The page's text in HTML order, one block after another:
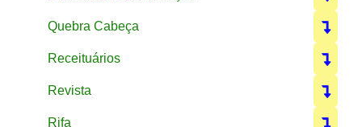
Quebra Cabeça
Receituários
Revista
Rifa